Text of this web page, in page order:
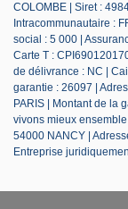
COLOMBE | Siret :
Intracommunautaire :
social : 5 000 |
Carte T :
de délivrance : NC |
garantie : 26097 |
PARIS | Montant de la
vivons mieux
54000 NANCY |
Entreprise